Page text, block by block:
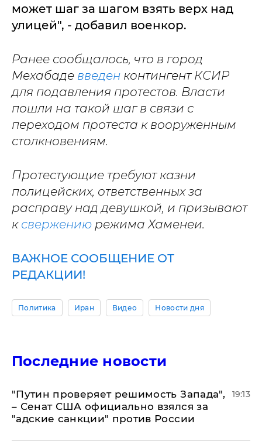
может шаг за шагом взять верх над
улицей", - добавил военкор.
Ранее сообщалось, что в город
Мехабаде введен контингент КСИР
для подавления протестов. Власти
пошли на такой шаг в связи с
переходом протеста к вооруженным
столкновениям.
Протестующие требуют казни
полицейских, ответственных за
расправу над девушкой, и призывают
ксвержению режима Хаменеи.
ВАЖНОЕ СООБЩЕНИЕ ОТ
РЕДАКЦИИ!
Политика Иран Видео Новости дня
Последние новости
"Путин проверяет решимость Запада",
– Сенат США официально взялся за
"адские санкции" против России
19:13